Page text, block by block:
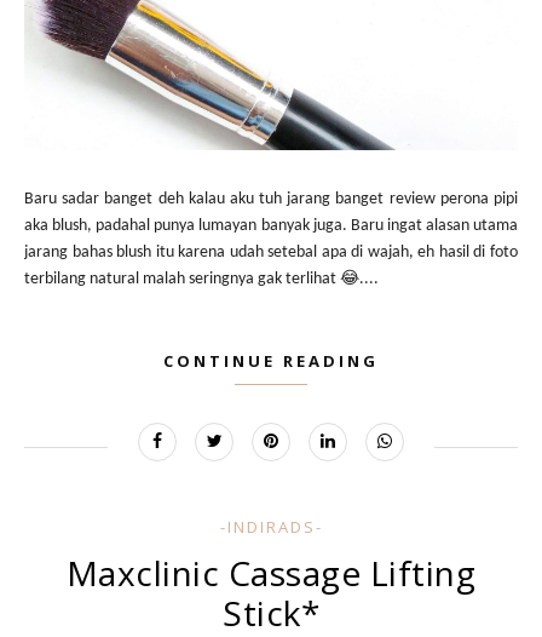
Baru sadar banget deh kalau aku tuh jarang banget review perona pipi
aka blush, padahal punya lumayan banyak juga. Baru ingat alasan utama
jarang bahas blush itu karena udah setebal apa di wajah, eh hasil di foto
terbilang natural malah seringnya gak terlihat 😂....
CONTINUE READING
-INDIRADS-
Maxclinic Cassage Lifting
Stick*